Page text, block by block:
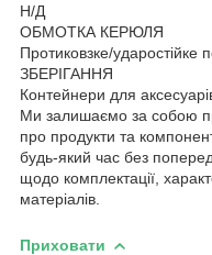
Н/Д
ОБМОТКА КЕРЮЛЯ
Протиковзке/ударостійке
ЗБЕРІГАННЯ
Контейнери для
Ми залишаємо за собою
про продукти та
будь-який час без
щодо комплектації,
матеріалів.
Приховати